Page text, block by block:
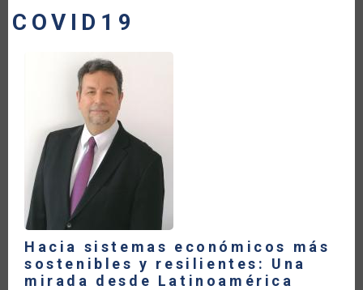
AYUDA
NAVEGACIÓN
COVID19
Hacia sistemas económicos más
sostenibles y resilientes: Una
mirada desde Latinoamérica